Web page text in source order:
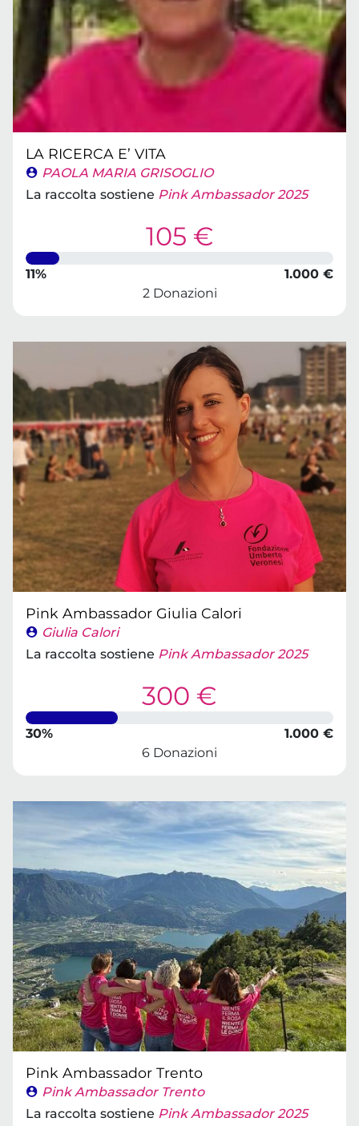
LA RICERCA E’ VITA
PAOLA MARIA GRISOGLIO
La raccolta sostiene Pink Ambassador 2025
105 €
11%
1.000 €
2 Donazioni
Pink Ambassador Giulia Calori
Giulia Calori
La raccolta sostiene Pink Ambassador 2025
300 €
30%
1.000 €
6 Donazioni
Pink Ambassador Trento
Pink Ambassador Trento
La raccolta sostiene Pink Ambassador 2025